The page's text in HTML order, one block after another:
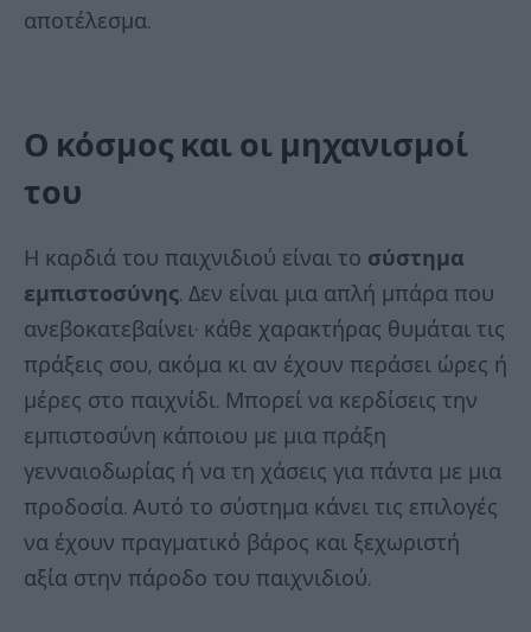
αποτέλεσμα.
Ο κόσμος και οι μηχανισμοί
του
Η καρδιά του παιχνιδιού είναι το σύστημα
εμπιστοσύνης. Δεν είναι μια απλή μπάρα που
ανεβοκατεβαίνει· κάθε χαρακτήρας θυμάται τις
πράξεις σου, ακόμα κι αν έχουν περάσει ώρες ή
μέρες στο παιχνίδι. Μπορεί να κερδίσεις την
εμπιστοσύνη κάποιου με μια πράξη
γενναιοδωρίας ή να τη χάσεις για πάντα με μια
προδοσία. Αυτό το σύστημα κάνει τις επιλογές
να έχουν πραγματικό βάρος και ξεχωριστή
αξία στην πάροδο του παιχνιδιού.